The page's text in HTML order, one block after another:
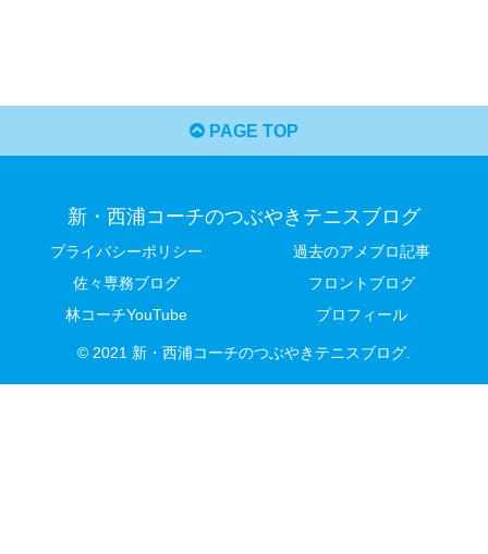
PAGE TOP
新・西浦コーチのつぶやきテニスブログ
プライバシーポリシー
過去のアメブロ記事
佐々専務ブログ
フロントブログ
林コーチYouTube
プロフィール
© 2021 新・西浦コーチのつぶやきテニスブログ.